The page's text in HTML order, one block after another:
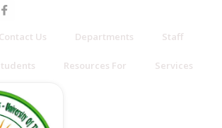
Contact Us Departments Staff
Resources For Services